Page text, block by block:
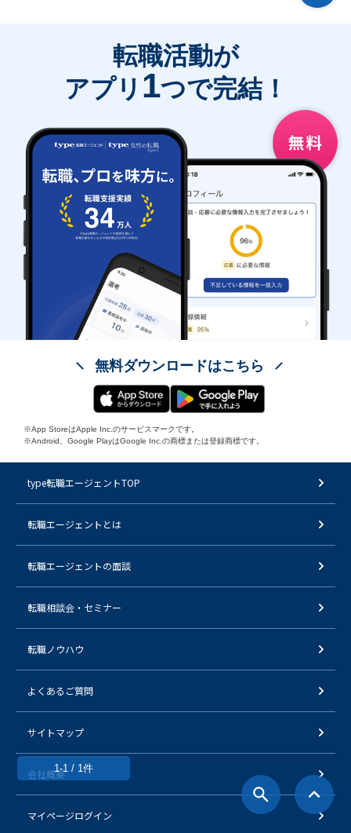
1-1 / 1件
転職活動が
アプリ 1つで完結！
無料ダウンロードはこちら
※App StoreはApple Inc.のサービスマークです。
※Android、Google PlayはGoogle Inc.の商標または登録商標です。
type転職エージェントTOP
転職エージェントとは
転職エージェントの面談
転職相談会・セミナー
転職ノウハウ
よくあるご質問
サイトマップ
会社概要
マイページログイン